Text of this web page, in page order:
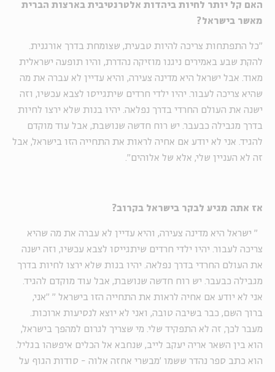
האם קל יותר לחיות ביהדות אלטרנטיבית בארצות הברית
מאשר בישראל?
"כל התפתחות צריכה להיות טבעית, שצומחת בדרך אורגנית.
להקת שבע באמירים ניגנו מוזיקה נהדרת, והיו תופעה ישראלית
מאוד. אבל ישראל היא מדינה צעירה, והיא עדיין לא עברה את מה
שהיא צריכה לעבור. יהיו ילדי חרדים שיתגייסו לצבא עכשיו, וזה
ישנה את העולם החרדי בדרך נפלאה. יהיו בנות שלא ירצו לחיות
בדרך מגבילה כבעבר. יש רוח חדשה שנושבת, אבל עוד מוקדם
להגיד. אני לא יודע אם אחיה לראות את התחייה הזו בישראל, אבל
זה לא העניין שלי, אלא של אלוהים".
אז אתה מגיע לבקר בישראל בקרוב?
" ישראל היא מדינה צעירה, והיא עדיין לא עברה את מה שהיא
צריכה לעבור. יהיו ילדי חרדים שיתגייסו לצבא עכשיו, וזה ישנה
את העולם החרדי בדרך נפלאה. יהיו בנות שלא ירצו לחיות בדרך
מגבילה כבעבר. יש רוח חדשה שנושבת, אבל עוד מוקדם להגיד.
אני לא יודע אם אחיה לראות את התחייה הזו בישראל " "אני,
ברוך השם, כבר בשיבה טובה, ואני לא יוצא לנסיעות ארוכות.
מעבר לכך, זה לא התפקיד שלי. מי שצריך לגרום למהפך בישראל,
הוא בין השאר אריה יעקב לייב, שנחבא אל הכלים איפשהו בגליל.
הוא כתב ספר נהדר ששמו 'מבשרי אחזה אלוה - סודות הגוף על